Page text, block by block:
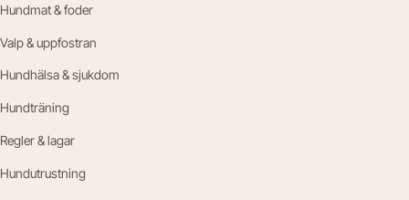
Hundmat & foder
Valp & uppfostran
Hundhälsa & sjukdom
Hundträning
Regler & lagar
Hundutrustning